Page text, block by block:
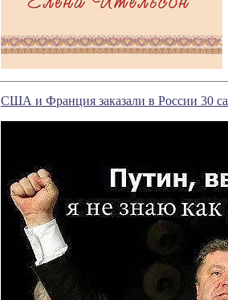
США и Франция заказали в России 30